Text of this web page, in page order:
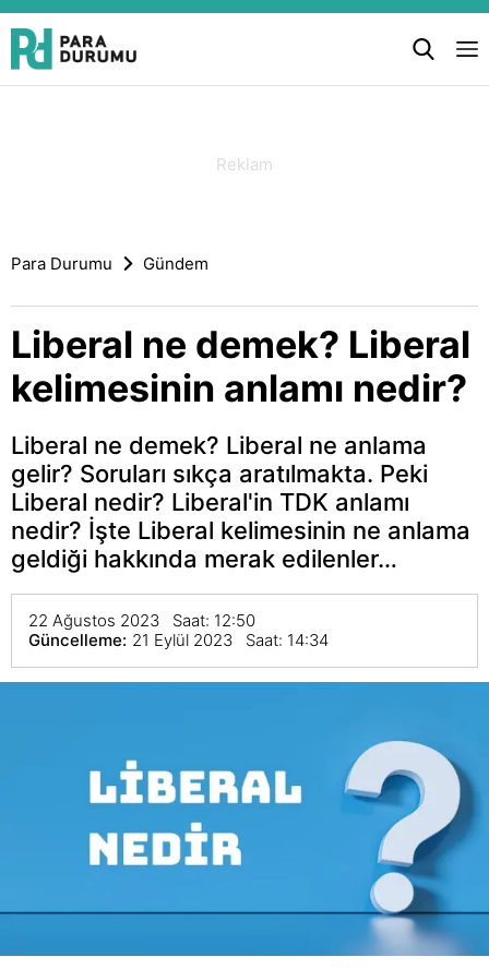
Para Durumu Gündem
Liberal ne demek? Liberal
kelimesinin anlamı nedir?
Liberal ne demek? Liberal ne anlama
gelir? Soruları sıkça aratılmakta. Peki
Liberal nedir? Liberal'in TDK anlamı
nedir? İşte Liberal kelimesinin ne anlama
geldiği hakkında merak edilenler…
22 Ağustos 2023 Saat: 12:50
Güncelleme: 21 Eylül 2023 Saat: 14:34